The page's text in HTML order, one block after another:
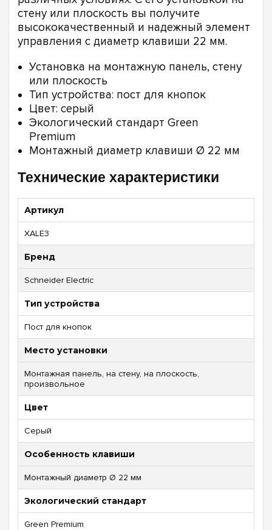
стену или плоскость вы получите
высококачественный и надежный элемент
управления с диаметр клавиши 22 мм.
Установка на монтажную панель, стену
или плоскость
Тип устройства: пост для кнопок
Цвет: серый
Экологический стандарт Green
Premium
Монтажный диаметр клавиши Ø 22 мм
Технические характеристики
Артикул
XALE3
Бренд
Schneider Electric
Тип устройства
Пост для кнопок
Место установки
Монтажная панель, на стену, на плоскость,
произвольное
Цвет
Серый
Особенность клавиши
Монтажный диаметр Ø 22 мм
Экологический стандарт
Green Premium